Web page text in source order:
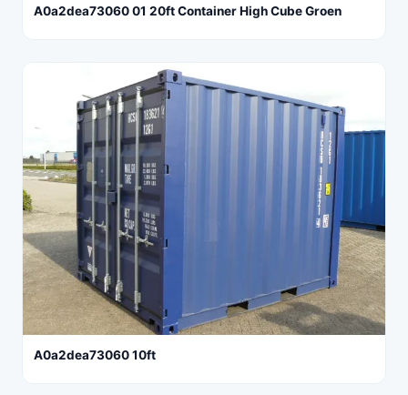
A0a2dea73060 01 20ft Container High Cube Groen
A0a2dea73060 10ft